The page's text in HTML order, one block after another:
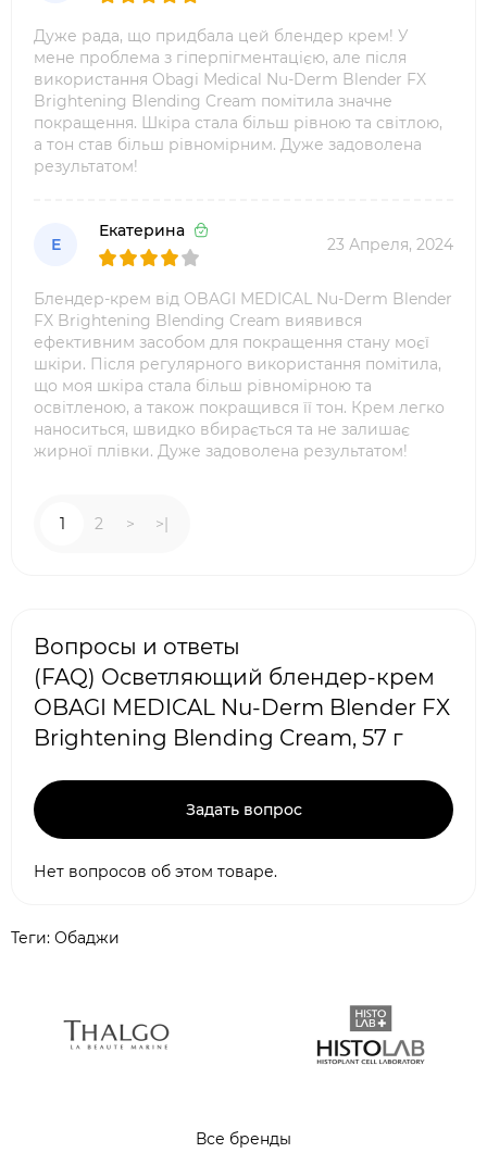
Дуже рада, що придбала цей блендер крем! У
мене проблема з гіперпігментацією, але після
використання Obagi Medical Nu-Derm Blender FX
Brightening Blending Cream помітила значне
покращення. Шкіра стала більш рівною та світлою,
а тон став більш рівномірним. Дуже задоволена
результатом!
Е
Екатерина
23 Апреля, 2024
Блендер-крем від OBAGI MEDICAL Nu-Derm Blender
FX Brightening Blending Cream виявився
ефективним засобом для покращення стану моєї
шкіри. Після регулярного використання помітила,
що моя шкіра стала більш рівномірною та
освітленою, а також покращився її тон. Крем легко
наноситься, швидко вбирається та не залишає
жирної плівки. Дуже задоволена результатом!
1 2 > >|
Вопросы и ответы
(FAQ) Осветляющий блендер-крем
OBAGI MEDICAL Nu-Derm Blender FX
Brightening Blending Cream, 57 г
Задать вопрос
Нет вопросов об этом товаре.
Теги: Обаджи
Все бренды